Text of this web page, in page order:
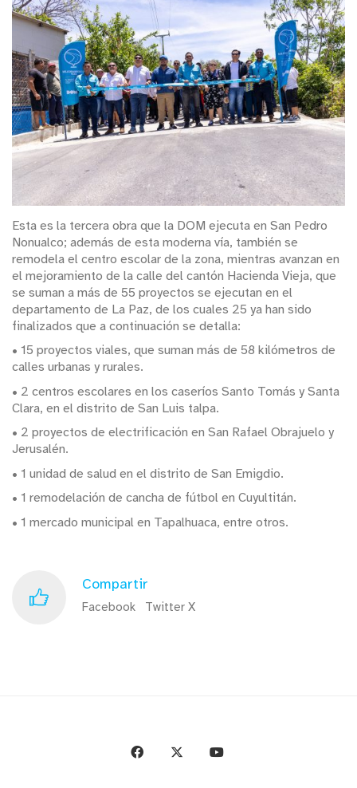
Esta es la tercera obra que la DOM ejecuta en San Pedro
Nonualco; además de esta moderna vía, también se
remodela el centro escolar de la zona, mientras avanzan en
el mejoramiento de la calle del cantón Hacienda Vieja, que
se suman a más de 55 proyectos se ejecutan en el
departamento de La Paz, de los cuales 25 ya han sido
finalizados que a continuación se detalla:
• 15 proyectos viales, que suman más de 58 kilómetros de
calles urbanas y rurales.
• 2 centros escolares en los caseríos Santo Tomás y Santa
Clara, en el distrito de San Luis talpa.
• 2 proyectos de electrificación en San Rafael Obrajuelo y
Jerusalén.
• 1 unidad de salud en el distrito de San Emigdio.
• 1 remodelación de cancha de fútbol en Cuyultitán.
• 1 mercado municipal en Tapalhuaca, entre otros.
Compartir
Facebook Twitter X